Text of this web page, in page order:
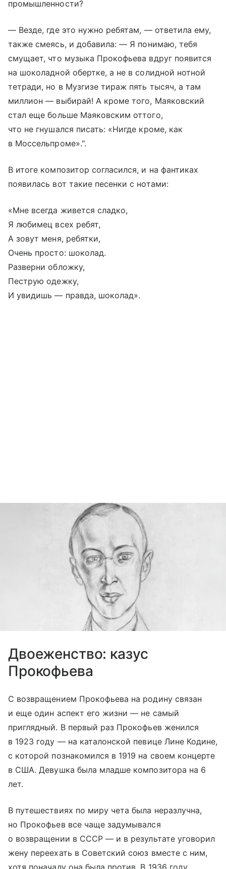
промышленности?
— Везде, где это нужно ребятам, — ответила ему,
также смеясь, и добавила: — Я понимаю, тебя
смущает, что музыка Прокофьева вдруг появится
на шоколадной обертке, а не в солидной нотной
тетради, но в Музгизе тираж пять тысяч, а там
миллион — выбирай! А кроме того, Маяковский
стал еще больше Маяковским оттого,
что не гнушался писать: «Нигде кроме, как
в Моссельпроме».".
В итоге композитор согласился, и на фантиках
появилась вот такие песенки с нотами:
«Мне всегда живется сладко,
Я любимец всех ребят,
А зовут меня, ребятки,
Очень просто: шоколад.
Разверни обложку,
Пеструю одежку,
И увидишь — правда, шоколад».
Двоеженство: казус
Прокофьева
С возвращением Прокофьева на родину связан
и еще один аспект его жизни — не самый
приглядный. В первый раз Прокофьев женился
в 1923 году — на каталонской певице Лине Кодине,
с которой познакомился в 1919 на своем концерте
в США. Девушка была младше композитора на 6
лет.
В путешествиях по миру чета была неразлучна,
но Прокофьев все чаще задумывался
о возвращении в СССР — и в результате уговорил
жену переехать в Советский союз вместе с ним,